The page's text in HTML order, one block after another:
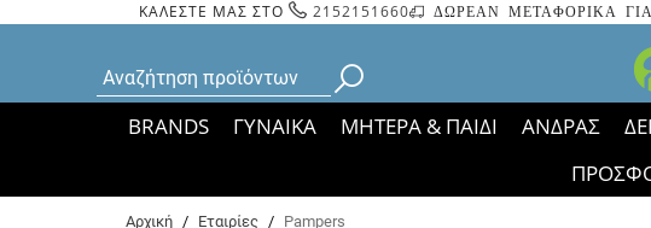
ΚΑΛΕΣΤΕ ΜΑΣ ΣΤΟ 2152151660 ΔΩΡΕΑΝ ΜΕΤΑΦΟΡΙΚΑ
BRANDS ΓΥΝΑΙΚΑ ΜΗΤΕΡΑ & ΠΑΙΔΙ ΑΝΔΡΑΣ
Bάσει ΦΕΚ 35935/2023 τα
Αρχική / Εταιρίες / Pampers